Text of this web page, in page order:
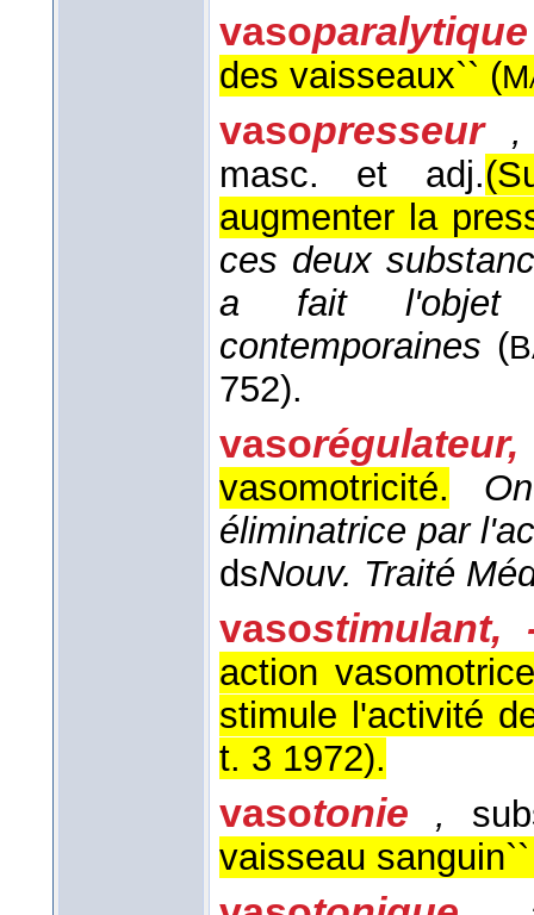
vasoparalytique
des vaisseaux`` (
vasopresseur
masc. et adj.
augmenter la
ces deux
a fait l'objet
contemporaines (
752).
vaso
vasomotricité.
éliminatrice par
dsNouv. Traité
vasostimulant,
action
stimule l'activité
t. 3 1972).
vasotonie ,
vaisseau